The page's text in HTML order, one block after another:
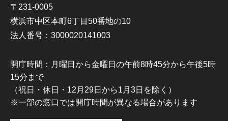
〒231-0005
横浜市中区本町6丁目50番地の10
法人番号：3000020141003
開庁時間：月曜日から金曜日の午前8時45分から午後5時
15分まで
（祝日・休日・12月29日から1月3日を除く）
※一部の窓口では開庁時間が異なる場合があります